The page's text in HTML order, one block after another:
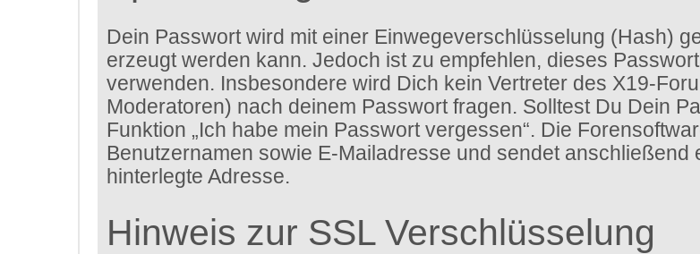
Dein Passwort wird mit einer Einwegeverschlüsselung (Hash)
erzeugt werden kann. Jedoch ist zu empfehlen, dieses
verwenden. Insbesondere wird Dich kein Vertreter des X19-
Moderatoren) nach deinem Passwort fragen. Solltest Du Dein
Funktion „Ich habe mein Passwort vergessen“. Die
Benutzernamen sowie E-Mailadresse und sendet
hinterlegte Adresse.
Hinweis zur SSL Verschlüsselung